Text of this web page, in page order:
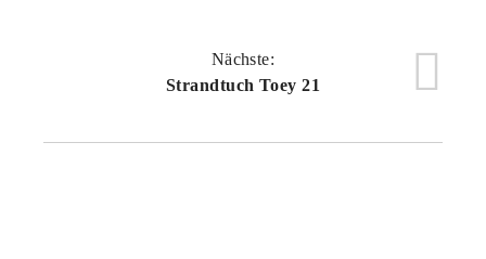
Nächste:
Strandtuch Toey 21